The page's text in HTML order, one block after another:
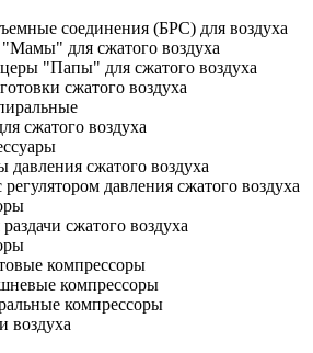
соединения (БРС) для воздуха
для сжатого воздуха
"Папы" для сжатого воздуха
сжатого воздуха
сжатого воздуха
давления сжатого воздуха
давления сжатого воздуха
сжатого воздуха
компрессоры
компрессоры
компрессоры
воздуха